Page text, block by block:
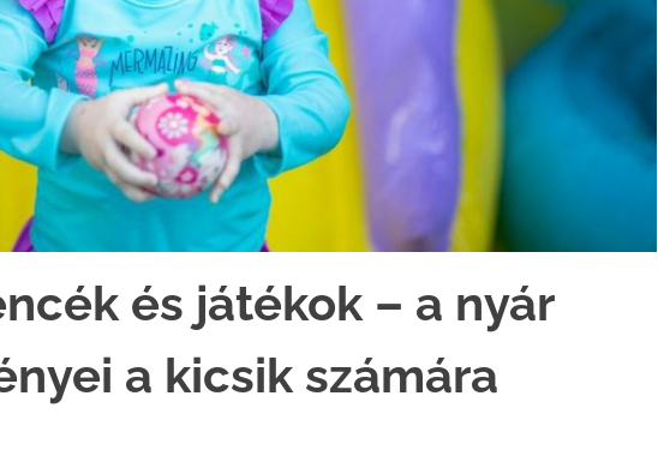
és játékok – a nyár
a kicsik számára